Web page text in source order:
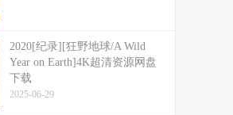
2020[纪录][狂野地球/A Wild
Year on Earth]4K超清资源网盘
下载
2025-06-29